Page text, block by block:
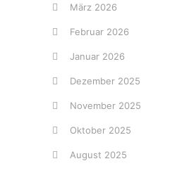
März 2026
Februar 2026
Januar 2026
Dezember 2025
November 2025
Oktober 2025
August 2025